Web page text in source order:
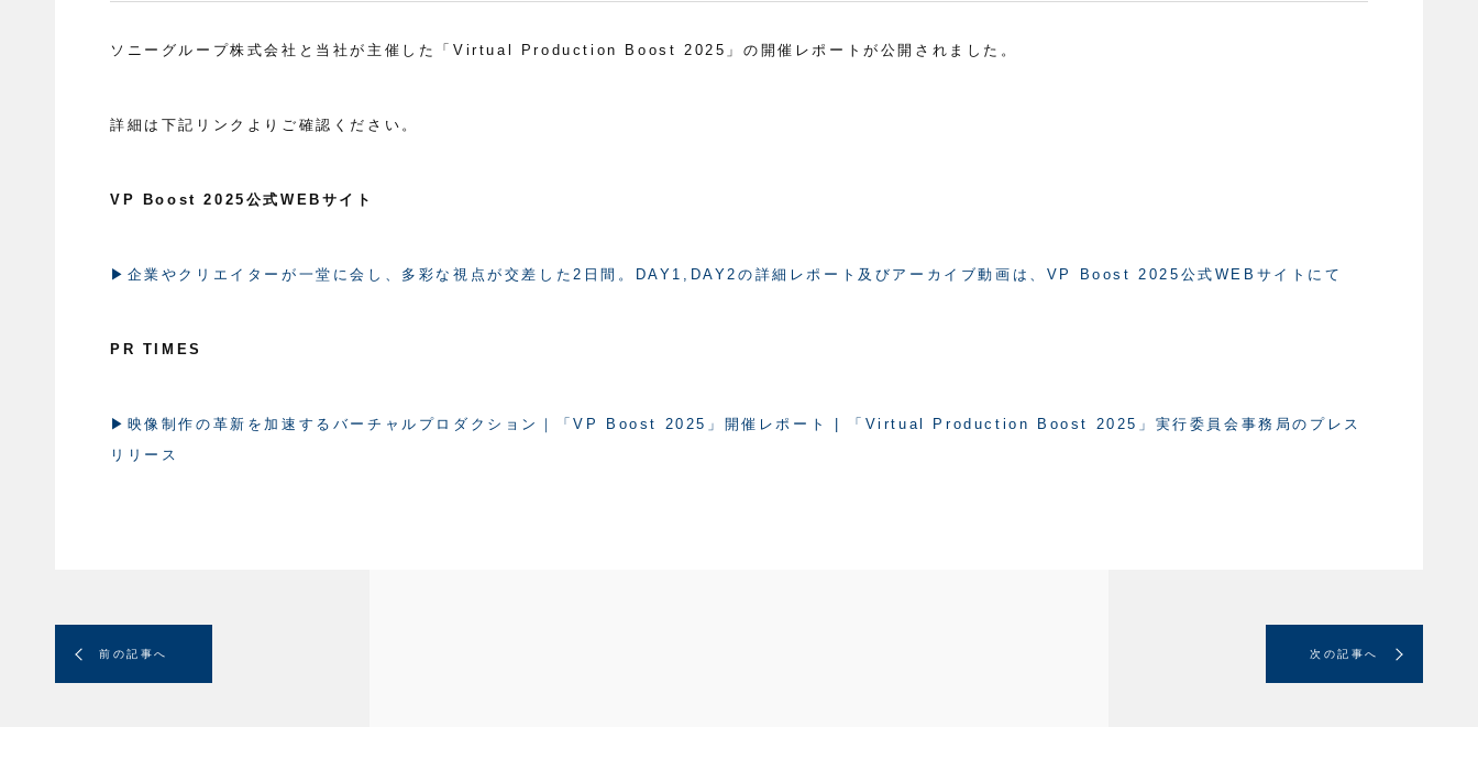
ソニーグループ株式会社と当社が主催した 「Virtual Production Boost 2025」の開催レポートが公開されました。
詳細は下記リンクよりご確認ください。
VP Boost 2025公式WEBサイト
▶企業やクリエイターが一堂に会し、多彩な視点が交差した2日間。DAY1,DAY2の詳細レポート及びアーカイブ動画は、VP Boost 2025公式WEBサイトにて
PR TIMES
▶映像制作の革新を加速するバーチャルプロダクション｜「VP Boost 2025」開催レポート | 「Virtual Production Boost 2025」実行委員会事務局のプレス
リリース
前の記事へ 次の記事へ